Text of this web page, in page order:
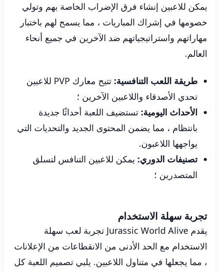
يمكن للاعبين إنشاء فرق الإضراب الخاصة بهم وتولي
خصومها في إشراك المباريات ، مما يسمح لهم باختبار
مهاراتهم واستراتيجياتهم ضد الآخرين في جميع أنحاء
العالم.
طريقة اللعب التنافسية:
تتيح معارك PVP للاعبين
تحدي الأصدقاء واللاعبين الآخرين ؛
الأحداث اليومية: تستضيف اللعبة أحداثًا جديدة
بانتظام ، مما يضمن المحتوى الجديد والتحديات التي
يواجهها اللاعبون.
تصنيفات الدوري: يمكن للاعبين التنافس لتسلق
المتصدرين ؛
تجربة سهلة الاستخدام
يقدم Jurassic World Alive تجربة لعب سهلة
الاستخدام مع الحد الأدنى من الانقطاعات من الإعلانات
، مما يجعلها في متناول اللاعبين. يلبي تصميم اللعبة كل